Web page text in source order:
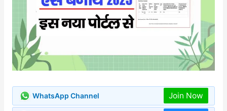
WhatsApp Channel Join Now